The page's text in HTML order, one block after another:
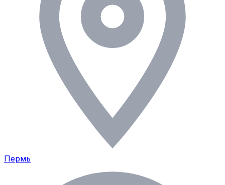
Пермь